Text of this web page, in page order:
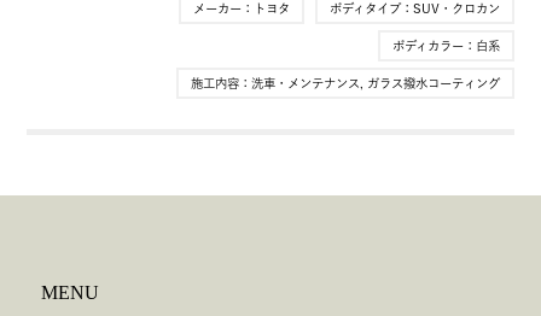
メーカー： トヨタ ボディタイプ： SUV・クロカン
ボディカラー： 白系
施工内容： 洗車・メンテナンス ガラス撥水コーティング
MENU